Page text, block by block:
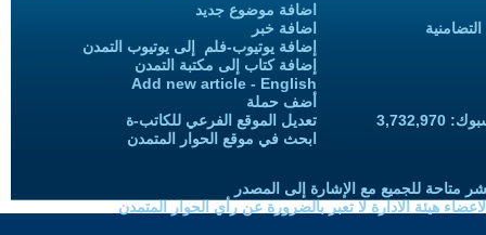
اضافة موضوع جديد
اضافة خبر
إضافة يوتيوب-فلم إلى يوتيوب التمدن
إضافة كتاب إلى مكتبة التمدن
Add new article - English
أضف حملة
تعديل الموقع الفرعي للكاتب-ة
ابحث في موقع الحوار المتمدن
متاحة للجميع مع الإشارة إلى المصدر
هيئة الادارة لا تعبر بالضرورة عن رأي الحوار المتمدن